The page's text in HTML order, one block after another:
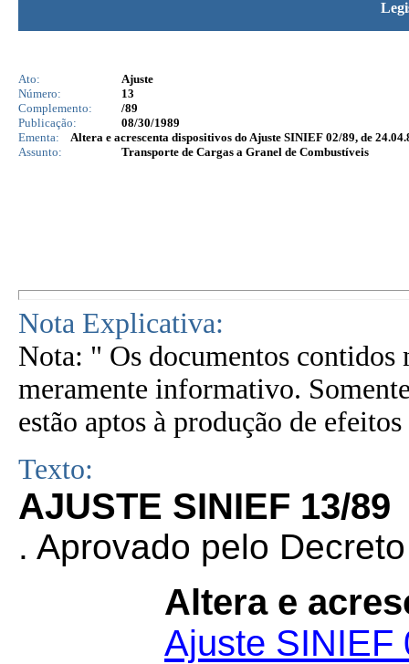
Ato:
Ajuste
Número:
13
Complemento:
/89
Publicação:
08/30/1989
Ementa:
Altera e acrescenta dispositivos do Ajuste SINIEF 02/89, de
Assunto:
Transporte de Cargas a Granel de Combustíveis
Nota Explicativa:
Nota: " Os documentos contidos
meramente informativo.
estão aptos à produção de
Texto:
AJUSTE SINIEF 13/89
. Aprovado pelo
Altera e
Ajuste SINIEF